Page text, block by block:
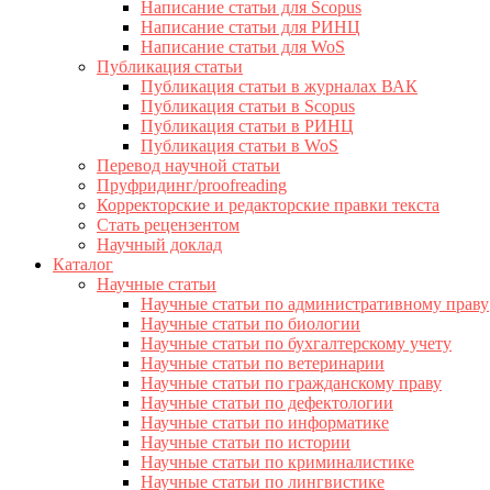
Написание статьи для Scopus
Написание статьи для РИНЦ
Написание статьи для WoS
Публикация статьи
Публикация статьи в журналах ВАК
Публикация статьи в Scopus
Публикация статьи в РИНЦ
Публикация статьи в WoS
Перевод научной статьи
Пруфридинг/proofreading
Корректорские и редакторские правки текста
Стать рецензентом
Научный доклад
Каталог
Научные статьи
Научные статьи по административному праву
Научные статьи по биологии
Научные статьи по бухгалтерскому учету
Научные статьи по ветеринарии
Научные статьи по гражданскому праву
Научные статьи по дефектологии
Научные статьи по информатике
Научные статьи по истории
Научные статьи по криминалистике
Научные статьи по лингвистике